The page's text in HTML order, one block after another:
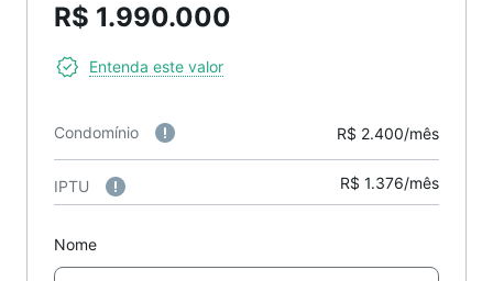
R$ 1.990.000
Entenda este valor
Condomínio R$ 2.400/mês
IPTU R$ 1.376/mês
Nome